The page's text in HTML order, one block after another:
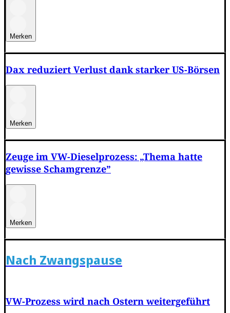
Merken
Dax reduziert Verlust dank starker US-Börsen
Merken
Zeuge im VW-Dieselprozess: „Thema hatte
gewisse Schamgrenze”
Merken
Nach Zwangspause
VW-Prozess wird nach Ostern weitergeführt